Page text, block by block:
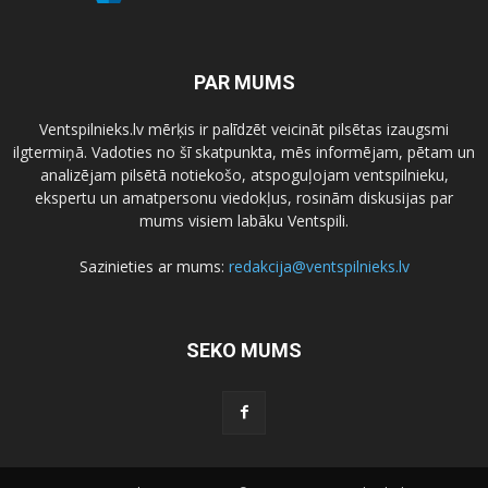
PAR MUMS
Ventspilnieks.lv mērķis ir palīdzēt veicināt pilsētas izaugsmi
ilgtermiņā. Vadoties no šī skatpunkta, mēs informējam, pētam un
analizējam pilsētā notiekošo, atspoguļojam ventspilnieku,
ekspertu un amatpersonu viedokļus, rosinām diskusijas par
mums visiem labāku Ventspili.
Sazinieties ar mums: redakcija@ventspilnieks.lv
SEKO MUMS